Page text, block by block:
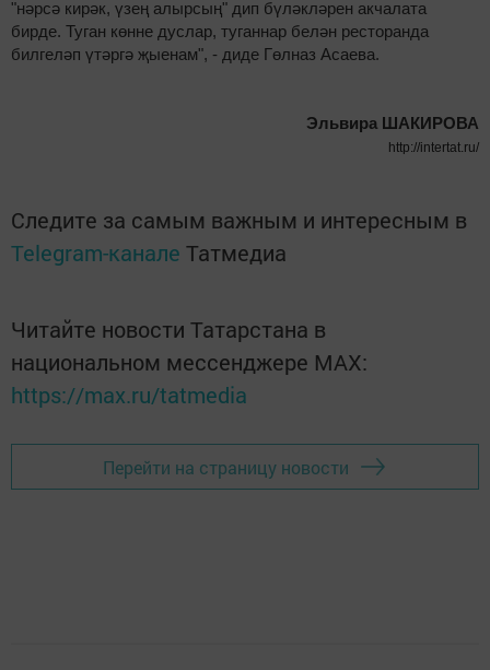
"нәрсә кирәк, үзең алырсың" дип бүләкләрен акчалата
бирде. Туган көнне дуслар, туганнар белән ресторанда
билгеләп үтәргә җыенам", - диде Гөлназ Асаева.
Эльвира ШАКИРОВА
http://intertat.ru/
Следите за самым важным и интересным в
Telegram-канале Татмедиа
Читайте новости Татарстана в
национальном мессенджере MАХ:
https://max.ru/tatmedia
Перейти на страницу новости